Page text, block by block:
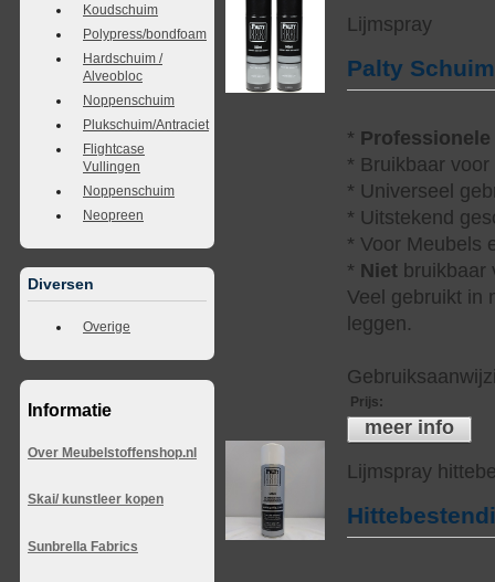
Koudschuim
Polypress/bondfoam
Hardschuim /
Alveobloc
Noppenschuim
Plukschuim/Antraciet
Flightcase
Vullingen
Noppenschuim
Neopreen
Diversen
Overige
Informatie
Over Meubelstoffenshop.nl
Skai/ kunstleer kopen
Sunbrella Fabrics
Lijmspray
Palty
* Professionele
* Bruikbaar
* Universeel
* Uitstekend
* Voor Meubels
* Niet bruikbaar
Veel gebruikt in
leggen.
Prijs:
meer info
Lijmspray